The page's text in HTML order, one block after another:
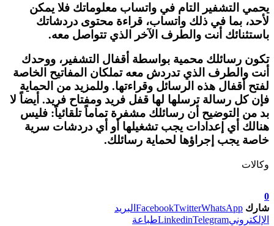
يحمي التشفير التام في واتساب معلوماتك فلا يمكن
لأحد، بما في ذلك واتساب، قراءة محتوى دردشاتك
باستثنائك أنت والطرف الآخر الذي تتواصل معه.
تكون رسائلك محمية بواسطة أقفال التشفير، ووحدك
أنت والطرف الذي تدردش معه تملكان المفاتيح الخاصة
لفتح أقفال هذه الرسائل وقراءتها. وللمزيد من الحماية
فإن كل رسالة ترسلها لها قفل فريد ومفتاح فريد. أيضاً لا
بد من التوضيح أن رسائلك مشفرة تماماً تلقائياً: فليس
هنالك أي إعدادات يجب تشغيلها أو أي دردشات سرية
خاصة يجب إجراؤها لحماية رسائلك.
وكالات
0
شارك
FacebookTwitterWhatsApp
البريد
الإلكتروني
LinkedinTelegram طباعة